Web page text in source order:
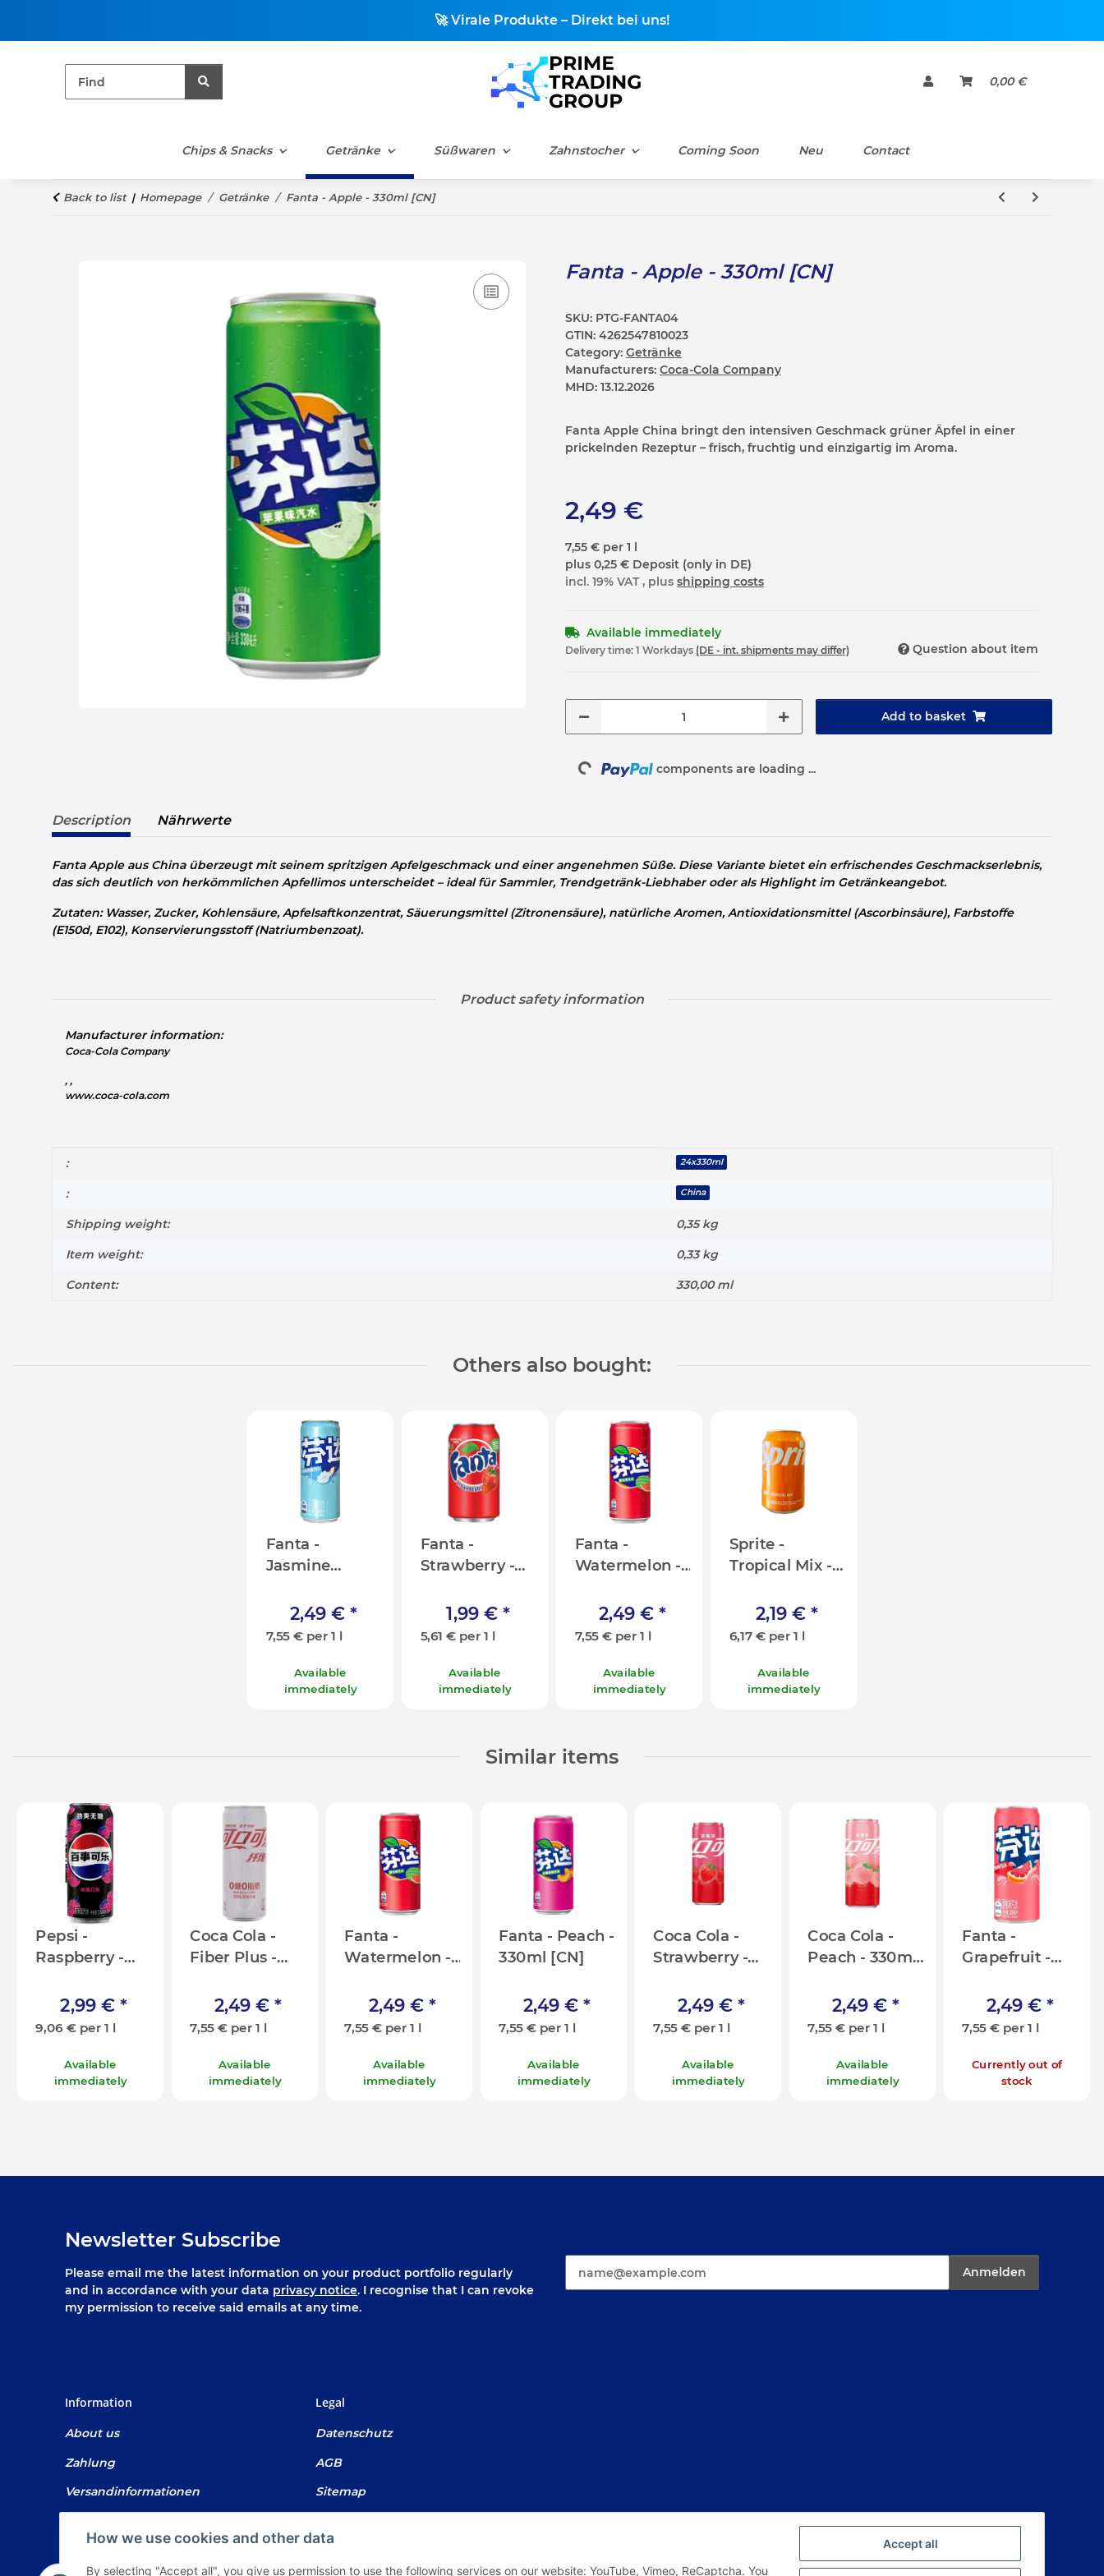
Accept all
How we use cookies and other data
By selecting "Accept all", you give us permission to use the following services on our website: YouTube, Vimeo, ReCaptcha. You
🚀 Virale Produkte – Direkt bei uns!
0,00 €
Chips & Snacks Getränke Süßwaren Zahnstocher Coming Soon Neu Contact
Back to list Homepage Getränke Fanta - Apple - 330ml [CN]
Fanta - Apple - 330ml [CN]
SKU: PTG-FANTA04
GTIN: 4262547810023
Category: Getränke
Manufacturers: Coca-Cola Company
MHD: 13.12.2026
Fanta Apple China bringt den intensiven Geschmack grüner Äpfel in einer
prickelnden Rezeptur – frisch, fruchtig und einzigartig im Aroma.
2,49 €
7,55 € per 1 l
plus 0,25 € Deposit (only in DE)
incl. 19% VAT , plus shipping costs
Available immediately
Delivery time: 1 Workdays (DE - int. shipments may differ) Question about item
Add to basket
Loading... components are loading ...
Description Nährwerte
Fanta Apple aus China überzeugt mit seinem spritzigen Apfelgeschmack und einer angenehmen Süße. Diese Variante bietet ein erfrischendes Geschmackserlebnis,
das sich deutlich von herkömmlichen Apfellimos unterscheidet – ideal für Sammler, Trendgetränk-Liebhaber oder als Highlight im Getränkeangebot.
Zutaten: Wasser, Zucker, Kohlensäure, Apfelsaftkonzentrat, Säuerungsmittel (Zitronensäure), natürliche Aromen, Antioxidationsmittel (Ascorbinsäure), Farbstoffe
(E150d, E102), Konservierungsstoff (Natriumbenzoat).
Product safety information
Manufacturer information:
Coca-Cola Company
, ,
www.coca-cola.com
Item information
Value
: 24x330ml
: China
Shipping weight: 0,35 kg
Item weight: 0,33 kg
Content: 330,00 ml
Others also bought:
Fanta -
Jasmine
330ml [CN]
2,49 €*
7,55 € per 1 l
Available
immediately
Fanta -
Strawberry -
1,99 € *
5,61 € per 1 l
Available
immediately
Fanta -
Watermelon -
2,49 €*
7,55 € per 1 l
Available
immediately
Sprite -
Tropical Mix -
2,19 €*
6,17 € per 1 l
Available
immediately
Similar items
Pepsi -
Raspberry -
[CN]2,99 € *
9,06 € per 1 l
Available
immediately
Coca Cola -
Fiber Plus -
330ml [CN]
2,49 €*
7,55 € per 1 l
Available
immediately
Fanta -
Watermelon -
2,49 €*
7,55 € per 1 l
Available
immediately
Fanta - Peach -
330ml [CN]
2,49 €*
7,55 € per 1 l
Available
immediately
Coca Cola -
Strawberry -
2,49 €*
7,55 € per 1 l
Available
immediately
Coca Cola -
Peach - 330ml
2,49 €*
7,55 € per 1 l
Available
immediately
Fanta -
Grapefruit -
2,49 €*
7,55 € per 1 l
Currently out of
stock
Newsletter Subscribe
Please email me the latest information on your product portfolio regularly
and in accordance with your data privacy notice. I recognise that I can revoke
my permission to receive said emails at any time.
Anmelden
Information
About us
Zahlung
Versandinformationen
Legal
Datenschutz
AGB
Sitemap